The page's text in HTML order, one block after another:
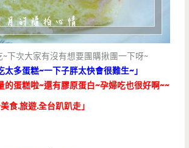
下次大家有沒有想要團購揪團一下呀~
多蛋糕~一下子胖太快會很難生~」
的蛋糕啦~還有膠原蛋白~孕婦吃也很好啊~~
」